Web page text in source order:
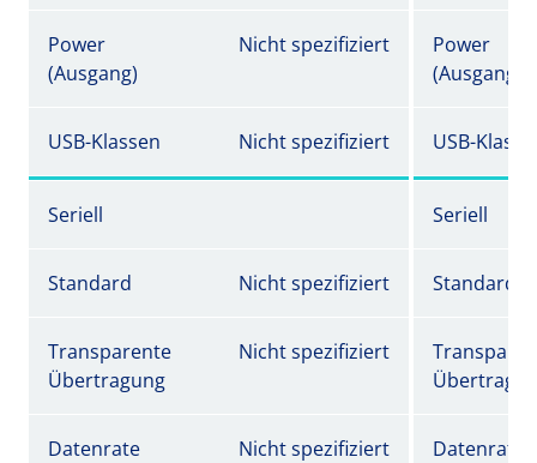
Power
(Ausgang)
Nicht spezifiziert
Power
(Ausgang)
USB-Klassen Nicht spezifiziert USB-
Seriell Seriell
Standard Nicht spezifiziert Standard
Transparente
Übertragung
Nicht spezifiziert
Datenrate Nicht spezifiziert Datenrate